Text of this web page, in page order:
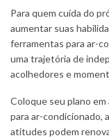
Para quem cuida do
aumentar suas
ferramentas para ar-
uma trajetória de
acolhedores e
Coloque seu plano
para ar-condicionado,
atitudes podem